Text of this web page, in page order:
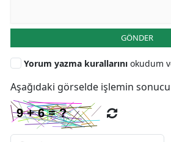
GÖNDER
Yorum yazma kurallarını okudum
Aşağıdaki görselde işlemin sonucu